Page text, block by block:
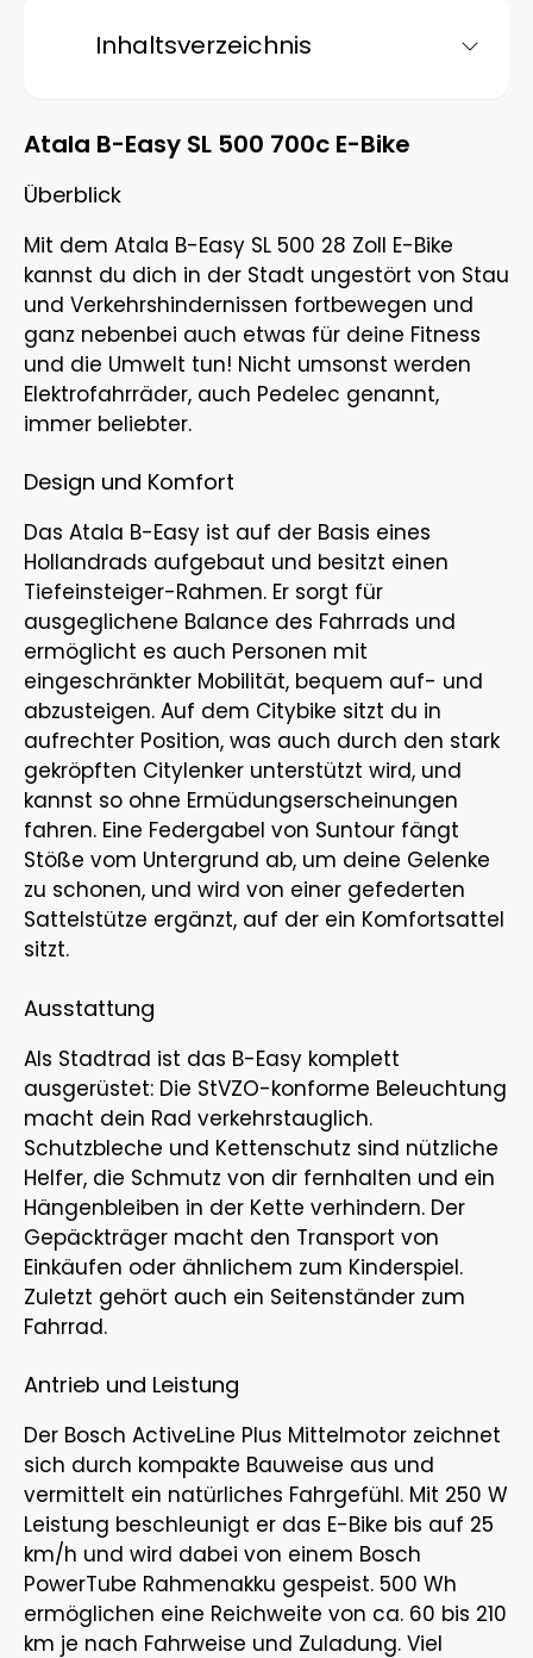
Inhaltsverzeichnis
Atala B-Easy SL 500 700c E-Bike
Überblick
Mit dem Atala B-Easy SL 500 28 Zoll E-Bike
kannst du dich in der Stadt ungestört von Stau
und Verkehrshindernissen fortbewegen und
ganz nebenbei auch etwas für deine Fitness
und die Umwelt tun! Nicht umsonst werden
Elektrofahrräder, auch Pedelec genannt,
immer beliebter.
Design und Komfort
Das Atala B-Easy ist auf der Basis eines
Hollandrads aufgebaut und besitzt einen
Tiefeinsteiger-Rahmen. Er sorgt für
ausgeglichene Balance des Fahrrads und
ermöglicht es auch Personen mit
eingeschränkter Mobilität, bequem auf- und
abzusteigen. Auf dem Citybike sitzt du in
aufrechter Position, was auch durch den stark
gekröpften Citylenker unterstützt wird, und
kannst so ohne Ermüdungserscheinungen
fahren. Eine Federgabel von Suntour fängt
Stöße vom Untergrund ab, um deine Gelenke
zu schonen, und wird von einer gefederten
Sattelstütze ergänzt, auf der ein Komfortsattel
sitzt.
Ausstattung
Als Stadtrad ist das B-Easy komplett
ausgerüstet: Die StVZO-konforme Beleuchtung
macht dein Rad verkehrstauglich.
Schutzbleche und Kettenschutz sind nützliche
Helfer, die Schmutz von dir fernhalten und ein
Hängenbleiben in der Kette verhindern. Der
Gepäckträger macht den Transport von
Einkäufen oder ähnlichem zum Kinderspiel.
Zuletzt gehört auch ein Seitenständer zum
Fahrrad.
Antrieb und Leistung
Der Bosch ActiveLine Plus Mittelmotor zeichnet
sich durch kompakte Bauweise aus und
vermittelt ein natürliches Fahrgefühl. Mit 250 W
Leistung beschleunigt er das E-Bike bis auf 25
km/h und wird dabei von einem Bosch
PowerTube Rahmenakku gespeist. 500 Wh
ermöglichen eine Reichweite von ca. 60 bis 210
km je nach Fahrweise und Zuladung. Viel